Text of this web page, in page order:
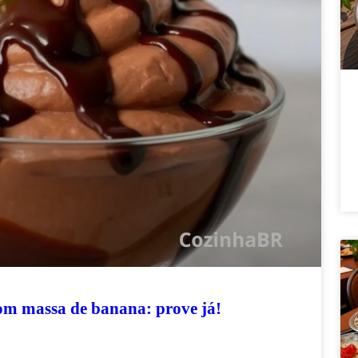
massa de banana: prove já!